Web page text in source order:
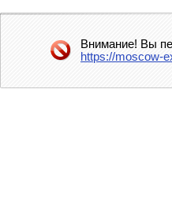
Внимание! Вы
https://moscow-